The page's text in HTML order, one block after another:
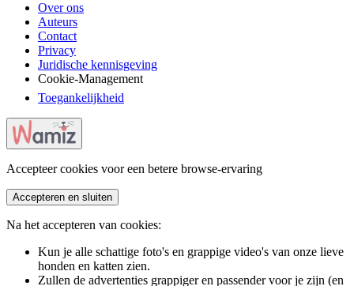
Over ons
Auteurs
Contact
Privacy
Juridische kennisgeving
Cookie-Management
Toegankelijkheid
Accepteer cookies voor een betere browse-ervaring
Accepteren en sluiten
Na het accepteren van cookies:
Kun je alle schattige foto's en grappige video's van onze lieve
honden en katten zien.
Zullen de advertenties grappiger en passender voor je zijn (en